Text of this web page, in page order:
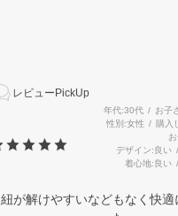
レビューPickUp
年代 30代 お子
性別 女性 購入
デザイン 良い
着心地 良い
紐が解けやすいなどもなく快適